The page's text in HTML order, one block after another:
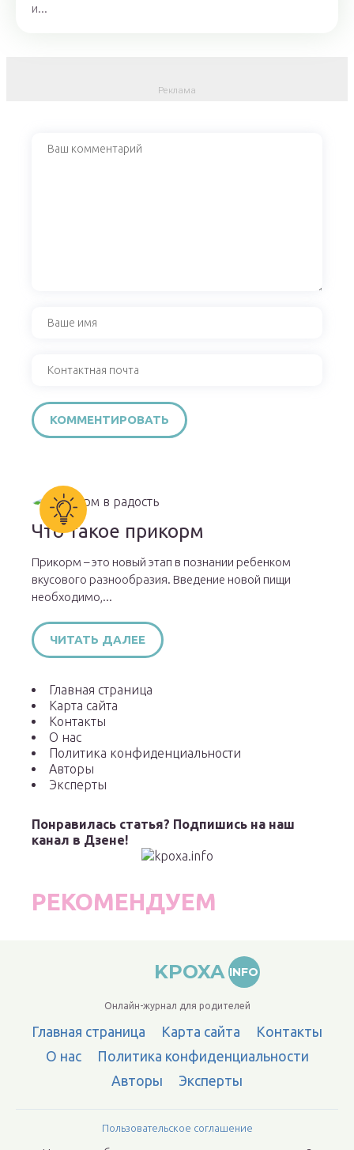
и...
Что такое прикорм
Прикорм – это новый этап в познании ребенком
вкусового разнообразия. Введение новой пищи
необходимо,...
ЧИТАТЬ ДАЛЕЕ
Главная страница
Карта сайта
Контакты
О нас
Политика конфиденциальности
Авторы
Эксперты
Понравилась статья? Подпишись на наш
канал в Дзене!
РЕКОМЕНДУЕМ
KPOXA INFO
Онлайн-журнал для родителей
Главная страница Карта сайта
Контакты
О нас
Политика конфиденциальности
Авторы
Эксперты
Пользовательское соглашение